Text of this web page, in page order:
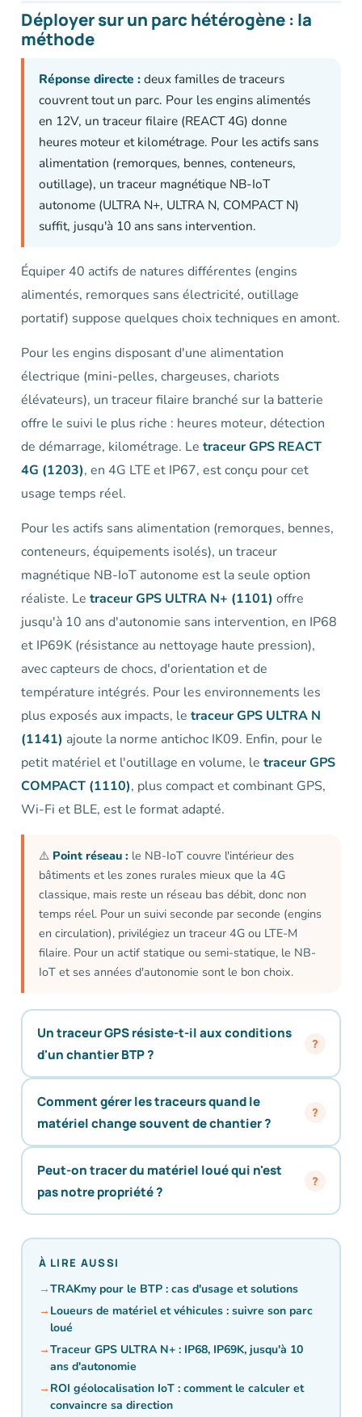
Déployer sur un parc hétérogène : la
méthode
Réponse directe :deux familles de traceurs
couvrent tout un parc. Pour les engins alimentés
en 12V, un traceur filaire (REACT 4G) donne
heures moteur et kilométrage. Pour les actifs sans
alimentation (remorques, bennes, conteneurs,
outillage), un traceur magnétique NB-IoT
autonome (ULTRA N+, ULTRA N, COMPACT N)
suffit, jusqu'à 10 ans sans intervention.
Équiper 40 actifs de natures différentes (engins
alimentés, remorques sans électricité, outillage
portatif) suppose quelques choix techniques en amont.
Pour les engins disposant d'une alimentation
électrique (mini-pelles, chargeuses, chariots
élévateurs), un traceur filaire branché sur la batterie
offre le suivi le plus riche : heures moteur, détection
de démarrage, kilométrage. Le traceur GPS REACT
4G (1203), en 4G LTE et IP67, est conçu pour cet
usage temps réel.
Pour les actifs sans alimentation (remorques, bennes,
conteneurs, équipements isolés), un traceur
magnétique NB-IoT autonome est la seule option
réaliste. Le traceur GPS ULTRA N+ (1101) offre
jusqu'à 10 ans d'autonomie sans intervention, en IP68
et IP69K (résistance au nettoyage haute pression),
avec capteurs de chocs, d'orientation et de
température intégrés. Pour les environnements les
plus exposés aux impacts, le traceur GPS ULTRA N
(1141) ajoute la norme antichoc IK09. Enfin, pour le
petit matériel et l'outillage en volume, le traceur GPS
COMPACT (1110), plus compact et combinant GPS,
Wi-Fi et BLE, est le format adapté.
⚠️ Point réseau : le NB-IoT couvre l'intérieur des
bâtiments et les zones rurales mieux que la 4G
classique, mais reste un réseau bas débit, donc non
temps réel. Pour un suivi seconde par seconde (engins
en circulation), privilégiez un traceur 4G ou LTE-M
filaire. Pour un actif statique ou semi-statique, le NB-
IoT et ses années d'autonomie sont le bon choix.
Un traceur GPS résiste-t-il aux conditions
d'un chantier BTP ?
Comment gérer les traceurs quand le
matériel change souvent de chantier ?
Peut-on tracer du matériel loué qui n'est
pas notre propriété ?
À LIRE AUSSI
TRAKmy pour le BTP : cas d'usage et solutions
Loueurs de matériel et véhicules : suivre son parc
loué
Traceur GPS ULTRA N+ : IP68, IP69K, jusqu'à 10
ans d'autonomie
ROI géolocalisation IoT : comment le calculer et
convaincre sa direction